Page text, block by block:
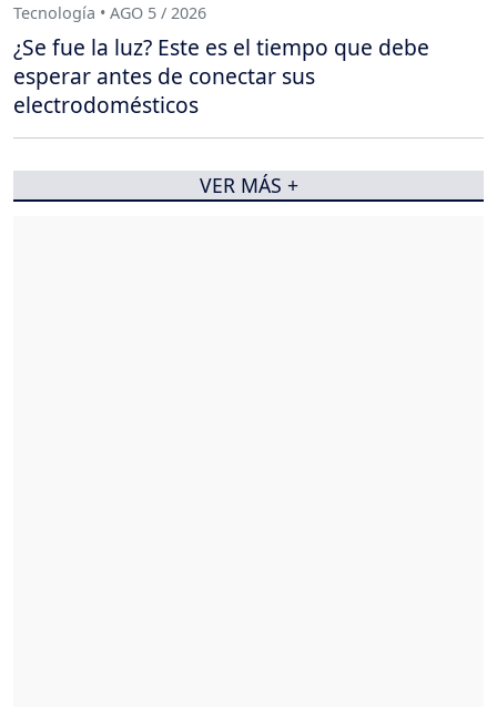
Tecnología • AGO 5 / 2026
¿Se fue la luz? Este es el tiempo que debe
esperar antes de conectar sus
electrodomésticos
VER MÁS +